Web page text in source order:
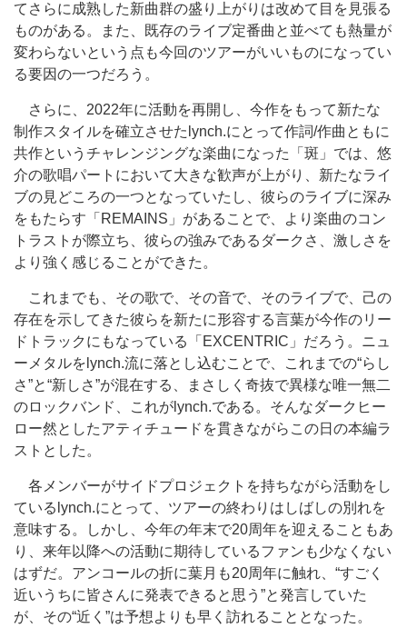
てさらに成熟した新曲群の盛り上がりは改めて目を見張る
ものがある。また、既存のライブ定番曲と並べても熱量が
変わらないという点も今回のツアーがいいものになってい
る要因の一つだろう。
さらに、2022年に活動を再開し、今作をもって新たな
制作スタイルを確立させたlynch.にとって作詞/作曲ともに
共作というチャレンジングな楽曲になった「斑」では、悠
介の歌唱パートにおいて大きな歓声が上がり、新たなライ
ブの見どころの一つとなっていたし、彼らのライブに深み
をもたらす「REMAINS」があることで、より楽曲のコン
トラストが際立ち、彼らの強みであるダークさ、激しさを
より強く感じることができた。
これまでも、その歌で、その音で、そのライブで、己の
存在を示してきた彼らを新たに形容する言葉が今作のリー
ドトラックにもなっている「EXCENTRIC」だろう。ニュ
ーメタルをlynch.流に落とし込むことで、これまでの“らし
さ”と“新しさ”が混在する、まさしく奇抜で異様な唯一無二
のロックバンド、これがlynch.である。そんなダークヒー
ロー然としたアティチュードを貫きながらこの日の本編ラ
ストとした。
各メンバーがサイドプロジェクトを持ちながら活動をし
ているlynch.にとって、ツアーの終わりはしばしの別れを
意味する。しかし、今年の年末で20周年を迎えることもあ
り、来年以降への活動に期待しているファンも少なくない
はずだ。アンコールの折に葉月も20周年に触れ、“すごく
近いうちに皆さんに発表できると思う”と発言していた
が、その“近く”は予想よりも早く訪れることとなった。